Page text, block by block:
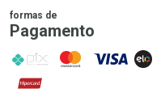
formas de
Pagamento
PIX MasterCard
VISA ELO
Hipercard